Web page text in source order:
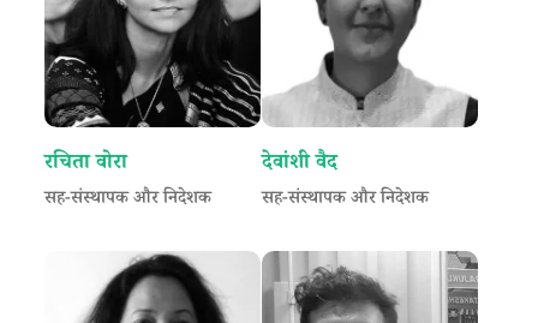
रचिता वोरा
सह-संस्थापक और निदेशक
देवांशी वैद
सह-संस्थापक और निदेशक